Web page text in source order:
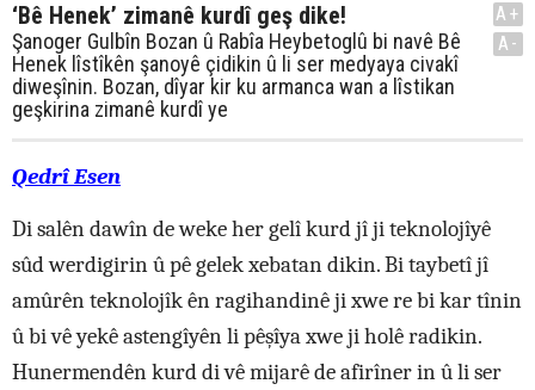
‘Bê Henek’ zimanê kurdî geş dike!
Şanoger Gulbîn Bozan û Rabîa Heybetoglû bi navê Bê
Henek lîstîkên şanoyê çidikin û li ser medyaya civakî
diweşînin. Bozan, dîyar kir ku armanca wan a lîstikan
geşkirina zimanê kurdî ye
A+
A-
Qedrî Esen
Di salên dawîn de weke her gelî kurd jî ji teknolojîyê
sûd werdigirin û pê gelek xebatan dikin. Bi taybetî jî
amûrên teknolojîk ên ragihandinê ji xwe re bi kar tînin
û bi vê yekê astengîyên li pêşîya xwe ji holê radikin.
Hunermendên kurd di vê mijarê de afirîner in û li ser